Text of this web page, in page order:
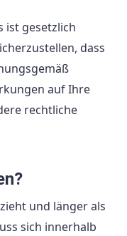
ist gesetzlich
dass
auf Ihre
rechtliche
und länger als
sich innerhalb